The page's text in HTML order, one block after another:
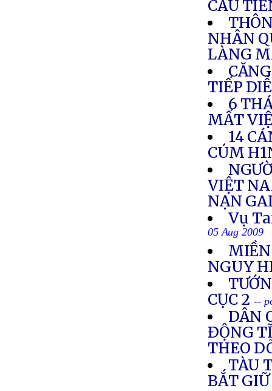
CÂU
NHÂN
LÀNG
TIẾP
6
MẤT
14
CÚM
VIỆT
NẠN
Vụ
05 Aug 2009
NGUY
CỤC 2 --
DÂN
ÐỘNG
THEO
TÀU
BẮT